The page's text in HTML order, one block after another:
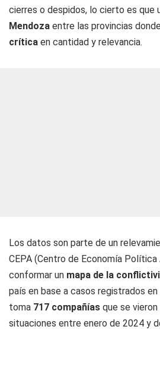
cierres o despidos, lo cierto es que
Mendoza entre las provincias
crítica en cantidad y relevancia.
Los datos son parte de un
CEPA (Centro de Economía Política
conformar un mapa de la
país en base a casos registrados
toma 717 compañías que se
situaciones entre enero de 2024 y